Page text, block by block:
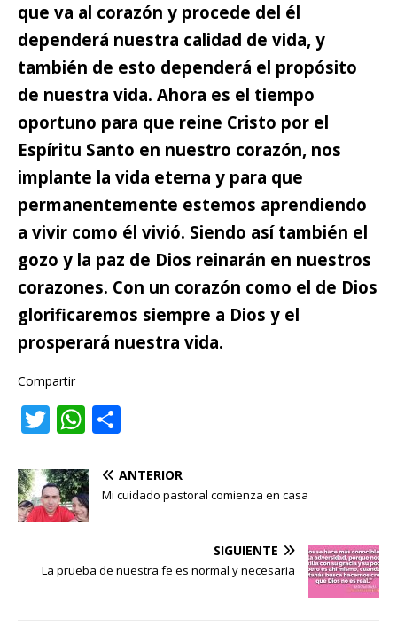
que va al corazón y procede del él
dependerá nuestra calidad de vida, y
también de esto dependerá el propósito
de nuestra vida. Ahora es el tiempo
oportuno para que reine Cristo por el
Espíritu Santo en nuestro corazón, nos
implante la vida eterna y para que
permanentemente estemos aprendiendo
a vivir como él vivió. Siendo así también el
gozo y la paz de Dios reinarán en nuestros
corazones. Con un corazón como el de Dios
glorificaremos siempre a Dios y el
prosperará nuestra vida.
Compartir
T
it
te
r
W
at
s
A
p
m
p
ti
ANTERIOR
Mi cuidado pastoral comienza en casa
SIGUIENTE
La prueba de nuestra fe es normal y necesaria